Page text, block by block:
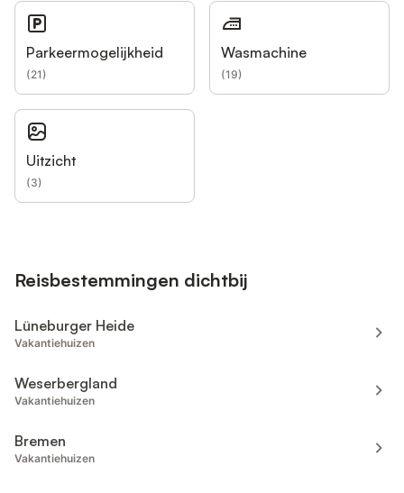
Parkeermogelijkheid
(21)
Wasmachine
(19)
Uitzicht
(3)
Reisbestemmingen dichtbij
Lüneburger Heide
Vakantiehuizen
Weserbergland
Vakantiehuizen
Bremen
Vakantiehuizen